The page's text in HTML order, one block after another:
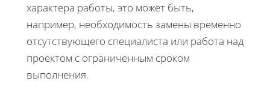
характера работы, это может быть,
например, необходимость замены временно
отсутствующего специалиста или работа над
проектом с ограниченным сроком
выполнения.